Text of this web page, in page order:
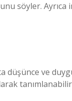
söyler. Ayrıca
ve